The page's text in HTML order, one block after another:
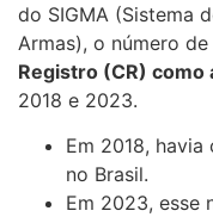
do SIGMA (Sistema
Armas), o número
Registro (CR) como
2018 e 2023.
Em 2018, havia
no Brasil.
Em 2023, esse